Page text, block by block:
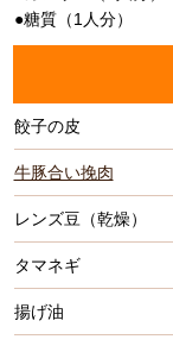
●糖質（1人分）
餃子の皮
牛豚合い挽肉
レンズ豆（乾燥）
タマネギ
揚げ油